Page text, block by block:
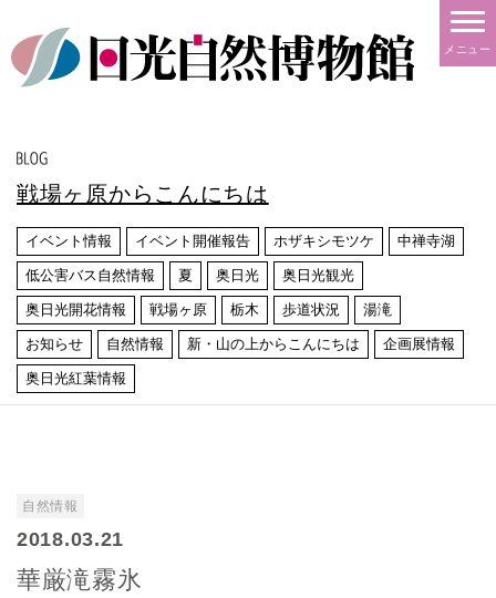
メニュー
戦場ヶ原からこんにちは
イベント情報 イベント開催報告 ホザキシモツケ 中禅寺湖
低公害バス自然情報 夏 奥日光 奥日光観光
奥日光開花情報 戦場ヶ原 栃木 歩道状況 湯滝
お知らせ 自然情報 新・山の上からこんにちは 企画展情報
奥日光紅葉情報
自然情報
2018.03.21
華厳滝霧氷